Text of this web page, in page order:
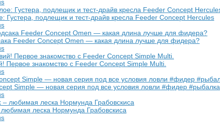
подлещик и тест-драйв кресла Feeder Concept Hercules
Feeder Concept Omen — какая длина лучше для фидера?
знакомство с Feeder Concept Simple Multi.
Simple — новая серия под все условия ловли #фидер #рыбалка
леска Нормунда Грабовскиса